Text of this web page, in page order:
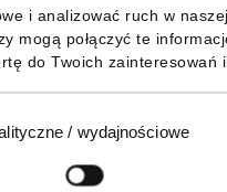
i analizować ruch w
mogą połączyć te
do Twoich zainteresowań
/ wydajnościowe